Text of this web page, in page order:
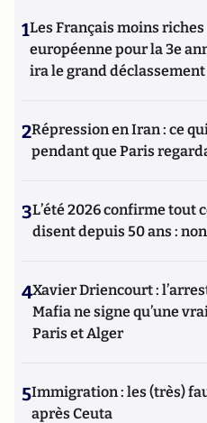
1Les Français moins
européenne pour la 3e
ira le grand déclassement
2Répression en Iran : ce
pendant que Paris
3L’été 2026 confirme tout
disent depuis 50 ans :
4Xavier Driencourt :
Mafia ne signe qu’une
Paris et Alger
5Immigration : les (très)
après Ceuta